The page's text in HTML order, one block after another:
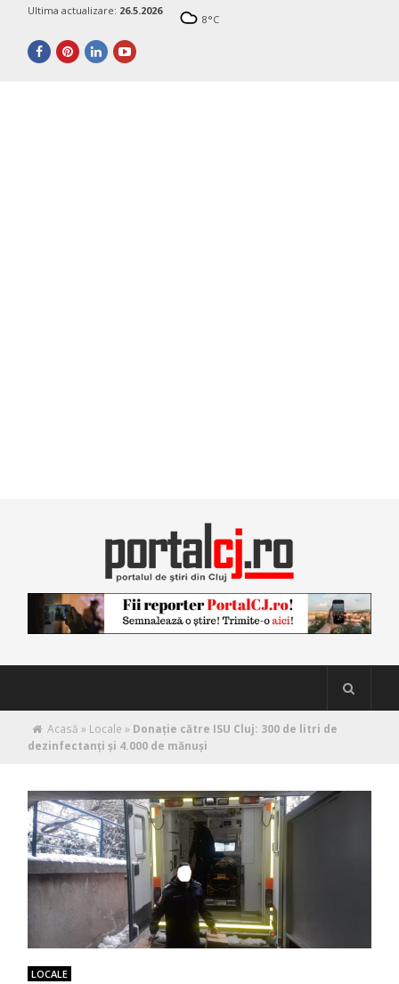
Ultima actualizare: 26.5.2026
8°C
Acasă » Locale » Donaţie către ISU Cluj: 300 de litri de
dezinfectanţi şi 4.000 de mănuşi
LOCALE